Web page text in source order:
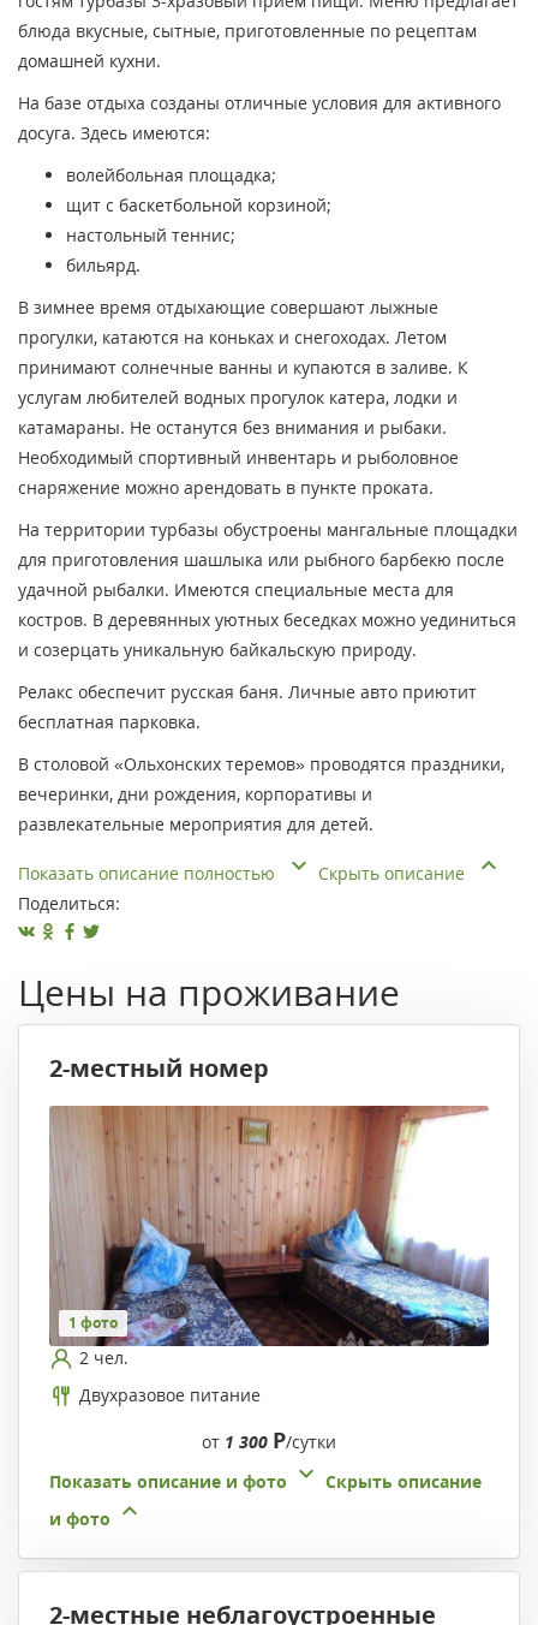
блюда вкусные, сытные, приготовленные по рецептам
домашней кухни.
На базе отдыха созданы отличные условия для активного
досуга. Здесь имеются:
волейбольная площадка;
щит с баскетбольной корзиной;
настольный теннис;
бильярд.
В зимнее время отдыхающие совершают лыжные
прогулки, катаются на коньках и снегоходах. Летом
принимают солнечные ванны и купаются в заливе. К
услугам любителей водных прогулок катера, лодки и
катамараны. Не останутся без внимания и рыбаки.
Необходимый спортивный инвентарь и рыболовное
снаряжение можно арендовать в пункте проката.
На территории турбазы обустроены мангальные площадки
для приготовления шашлыка или рыбного барбекю после
удачной рыбалки. Имеются специальные места для
костров. В деревянных уютных беседках можно уединиться
и созерцать уникальную байкальскую природу.
Релакс обеспечит русская баня. Личные авто приютит
бесплатная парковка.
В столовой «Ольхонских теремов» проводятся праздники,
вечеринки, дни рождения, корпоративы и
развлекательные мероприятия для детей.
Показать описание полностью
Скрыть описание
Поделиться:
Цены на проживание
2-местный номер
1 фото
2 чел.
Двухразовое питание
от 1 300 Р/сутки
Показать описание и фото
Скрыть описание
и фото
2-местные неблагоустроенные